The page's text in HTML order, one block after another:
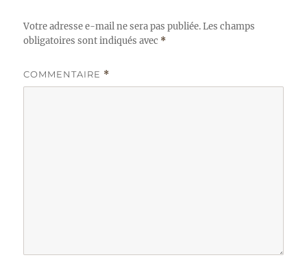
Votre adresse e-mail ne sera pas publiée. Les champs
obligatoires sont indiqués avec *
COMMENTAIRE *